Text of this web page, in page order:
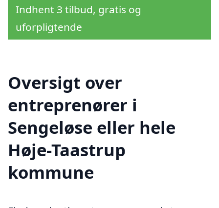
Indhent 3 tilbud, gratis og
uforpligtende
Oversigt over
entreprenører i
Sengeløse eller hele
Høje-Taastrup
kommune